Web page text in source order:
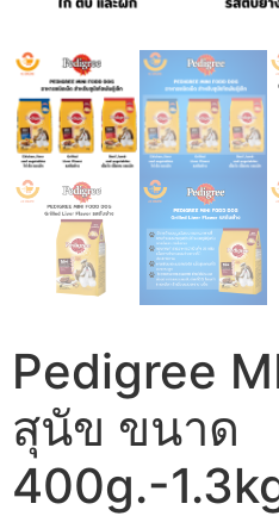
Pedigree
สุนัข ขนาด
400g.-